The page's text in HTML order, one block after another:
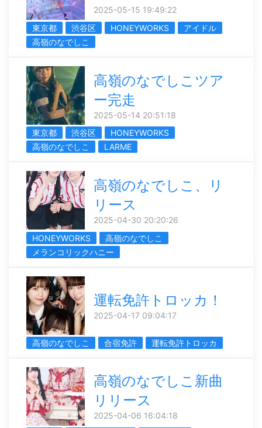
2025-05-15 19:49:22
東京都
渋谷区 HONEYWORKS
アイドル
高嶺のなでしこ
高嶺のなでしこツア
ー完走
2025-05-14 20:51:18
東京都
渋谷区
HONEYWORKS
高嶺のなでしこ
LARME
高嶺のなでしこ、リ
リース
2025-04-30 20:20:26
HONEYWORKS
高嶺のなでしこ
メランコリックハニー
運転免許トロッカ！
2025-04-17 09:04:17
高嶺のなでしこ 合宿免許 運転免許トロッカ
高嶺のなでしこ新曲
リリース
2025-04-06 16:04:18